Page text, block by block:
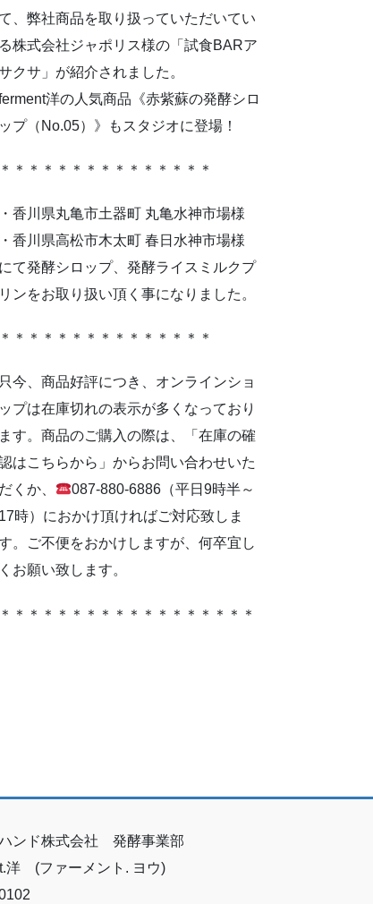
て、弊社商品を取り扱っていただいてい
る株式会社ジャポリス様の「試食BARア
クサ」が紹介されました。
洋の人気商品《赤紫蘇の発酵シロ
ップ（No.05）》もスタジオに登場！
＊＊＊＊＊＊＊＊＊＊＊＊＊＊＊
・香川県丸亀市土器町 丸亀水神市場様
・香川県高松市木太町 春日水神市場様
にて発酵シロップ、発酵ライスミルクプ
リンをお取り扱い頂く事になりました。
＊＊＊＊＊＊＊＊＊＊＊＊＊＊＊
只今、商品好評につき、オンラインショ
ップは在庫切れの表示が多くなっており
ます。商品のご購入の際は、「在庫の確
はこちらから」からお問い合わせいた
だくか、
087-880-6886（平日9時半～
17時）におかけ頂ければご対応致しま
。ご不便をおかけしますが、何卒宜し
くお願い致します。
＊＊＊＊＊＊＊＊＊＊＊＊＊＊＊＊＊＊
ンド株式会社 発酵事業部
洋 (ファーメント. ヨウ)